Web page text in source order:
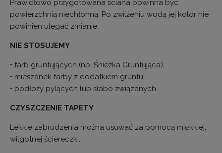
Prawidłowo przygotowana ściana powinna być
powierzchnią niechłonną. Po zwilżeniu wodą jej kolor nie
powinien ulegać zmianie.
NIE STOSUJEMY
• farb gruntujących (np. Śnieżka Gruntująca),
• mieszanek farby z dodatkiem gruntu,
• podłoży pylących lub słabo związanych.
CZYSZCZENIE TAPETY
Lekkie zabrudzenia można usuwać za pomocą miękkiej,
wilgotnej ściereczki.